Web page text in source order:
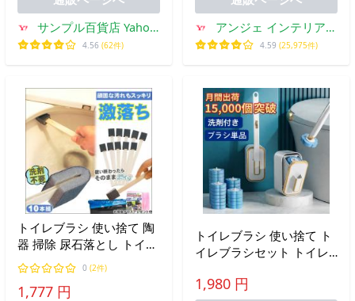
サンプル百貨店 Yahoo!
店
4.56 (62件)
アンジェ インテリア雑
貨
4.59 (25,975件)
トイレブラシ 使い捨て 陶
器 掃除 尿石落とし トイレ
匂い消し 便座 黄ばみ取り
水垢 黒ずみ リング 除去
掃除用具 隙間掃除 ブラシ
0 (2件)
1,777 円
トイレブラシ 使い捨て ト
イレブラシセット トイレ
ート おしゃれ 洗剤 陶器
1,980 円